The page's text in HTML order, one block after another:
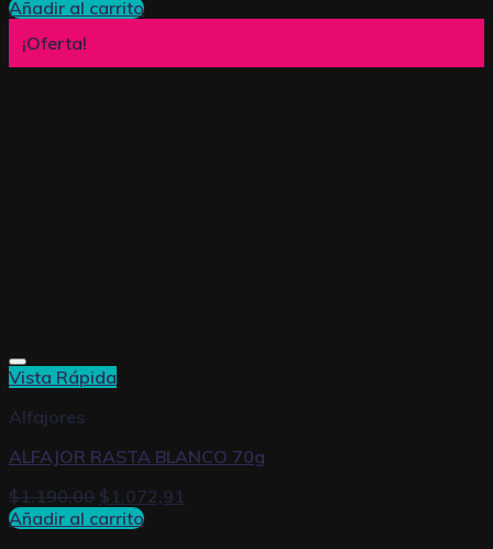
Añadir al carrito
¡Oferta!
Vista Rápida
Alfajores
ALFAJOR RASTA BLANCO 70g
$1.190,00 $1.072,91
Añadir al carrito